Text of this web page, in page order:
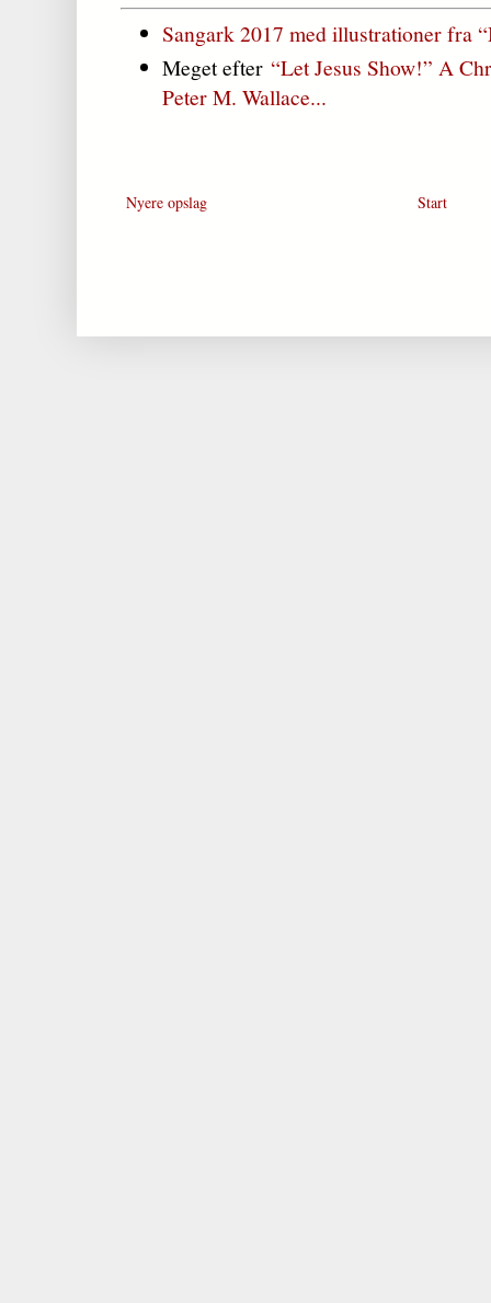
Sangark 2017 med illustrationer fra
Meget efter “Let Jesus Show!” A
Peter M. Wallace...
Nyere opslag Start